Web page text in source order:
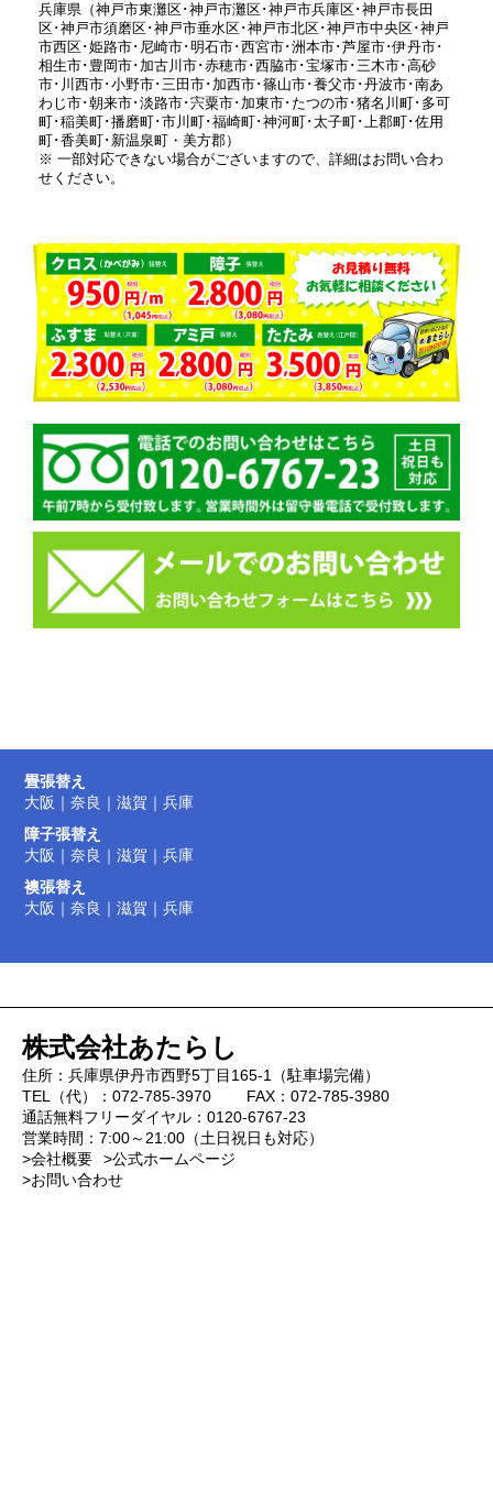
兵庫県（神戸市東灘区･神戸市灘区･神戸市兵庫区･神戸市長田
区･神戸市須磨区･神戸市垂水区･神戸市北区･神戸市中央区･神戸
市西区･姫路市･尼崎市･明石市･西宮市･洲本市･芦屋市･伊丹市･
相生市･豊岡市･加古川市･赤穂市･西脇市･宝塚市･三木市･高砂
市･川西市･小野市･三田市･加西市･篠山市･養父市･丹波市･南あ
わじ市･朝来市･淡路市･宍粟市･加東市･たつの市･猪名川町･多可
町･稲美町･播磨町･市川町･福崎町･神河町･太子町･上郡町･佐用
町･香美町･新温泉町・美方郡）
※ 一部対応できない場合がございますので、詳細はお問い合わ
せください。
畳張替え
大阪 ｜奈良 ｜滋賀 ｜兵庫
障子張替え
大阪 ｜奈良 ｜滋賀 ｜兵庫
襖張替え
大阪 ｜奈良 ｜滋賀 ｜兵庫
株式会社あたらし
住所：兵庫県伊丹市西野5丁目165-1（駐車場完備）
TEL（代）：072-785-3970 FAX：072-785-3980
通話無料フリーダイヤル：0120-6767-23
営業時間：7:00～21:00（土日祝日も対応）
>会社概要
>公式ホームページ
>お問い合わせ